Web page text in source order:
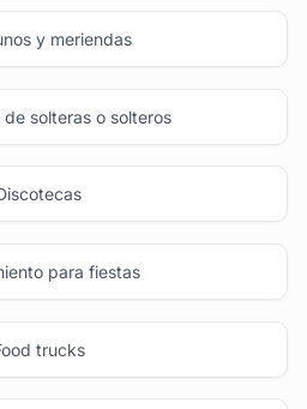
y meriendas
solteras o solteros
para fiestas
trucks